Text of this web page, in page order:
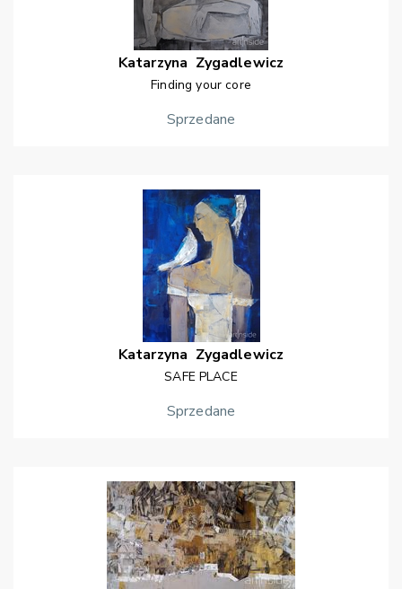
Katarzyna Zygadlewicz
Finding your core
Sprzedane
Katarzyna Zygadlewicz
SAFE PLACE
Sprzedane